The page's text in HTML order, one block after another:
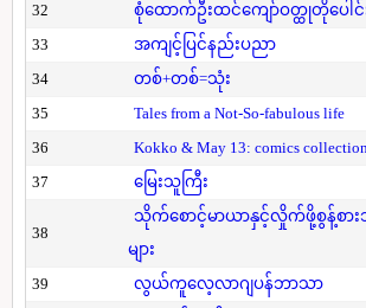
32
စုံထောက်ဦးထင်ကျော်ဝတ္ထုတိုပေါင်
33
အကျင့်ပြင်နည်းပညာ
34
တစ်+တစ်=သုံး
35
Tales from a Not-So-fabulous life
36
Kokko & May 13: comics
37
မြေးသူကြီး
38
သိုက်စောင့်မာယာနှင့်လှိုက်ဖို့စွန့်စာ
များ
39 လွယ်ကူလေ့လာဂျပန်ဘာသာ